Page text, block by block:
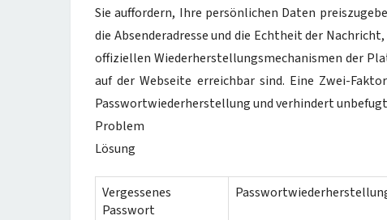
Sie auffordern, Ihre persönlichen Daten
die Absenderadresse und die Echtheit der
offiziellen Wiederherstellungsmechanismen der
auf der Webseite erreichbar sind. Eine Zwei-
Passwortwiederherstellung und verhindert
Problem
Lösung
Vergessenes
Passwort